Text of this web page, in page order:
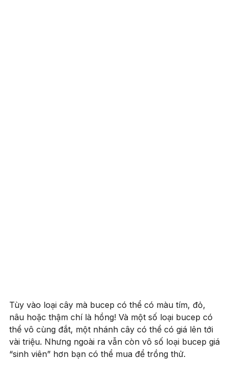
Tùy vào loại cây mà bucep có thể có màu tím, đỏ,
nâu hoặc thậm chí là hồng! Và một số loại bucep có
thể vô cùng đắt, một nhánh cây có thể có giá lên tới
vài triệu. Nhưng ngoài ra vẫn còn vô số loại bucep giá
“sinh viên” hơn bạn có thể mua để trồng thử.